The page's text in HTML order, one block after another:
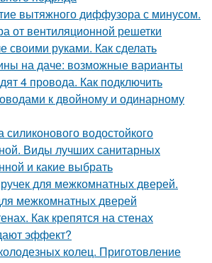
вытяжного диффузора с минусом.
от вентиляционной решетки
своими руками. Как сделать
на даче: возможные варианты
4 провода. Как подключить
к двойному и одинарному
силиконового водостойкого
Виды лучших санитарных
и какие выбрать
для межкомнатных дверей.
межкомнатных дверей
Как крепятся на стенах
эффект?
колец. Приготовление